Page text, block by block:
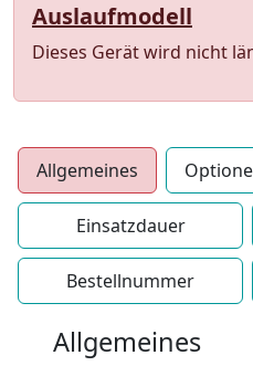
Auslaufmodell
Dieses Gerät wird nicht
Allgemeines
Einsatzdauer
Bestellnummer
Allgemeines